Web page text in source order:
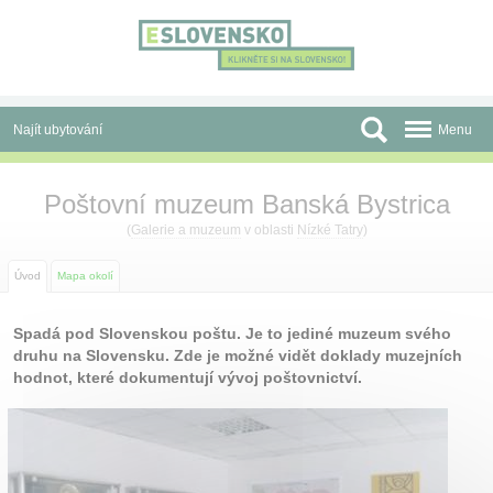
Najít ubytování
Slevy a Last Minute
Autobusové zájezdy
Před cestou
Atrakce
Menu
Poštovní muzeum Banská Bystrica
(Galerie a muzeum v oblasti Nízké Tatry)
Úvod Mapa okolí
Spadá pod Slovenskou poštu. Je to jediné muzeum svého
druhu na Slovensku. Zde je možné vidět doklady muzejních
hodnot, které dokumentují vývoj poštovnictví.